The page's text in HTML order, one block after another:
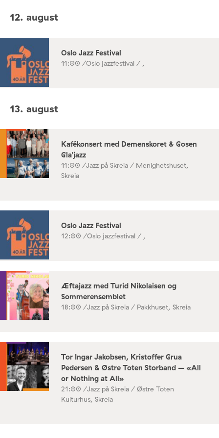
12. august
Oslo Jazz Festival
11:00 /Oslo jazzfestival / ,
13. august
Kafékonsert med Demenskoret & Gosen
Gla’jazz
11:00 /Jazz på Skreia / Menighetshuset,
Skreia
Oslo Jazz Festival
12:00 /Oslo jazzfestival / ,
Æftajazz med Turid Nikolaisen og
Sommerensemblet
18:00 /Jazz på Skreia / Pakkhuset, Skreia
Tor Ingar Jakobsen, Kristoffer Grua
Pedersen & Østre Toten Storband – «All
or Nothing at All»
21:00 /Jazz på Skreia / Østre Toten
Kulturhus, Skreia